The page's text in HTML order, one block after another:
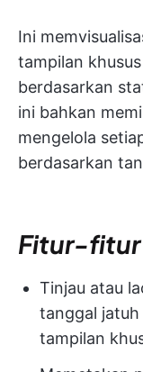
Ini
tampilan
berdasarkan
ini bahkan
mengelola
berdasarkan
Fitur-fitur
Tinjau atau
tanggal
tampilan